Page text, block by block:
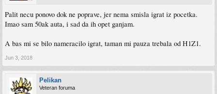
Palit necu ponovo dok ne poprave, jer nema smisla igrat iz pocetka.
Imao sam 50ak auta, i sad da ih opet ganjam.
A bas mi se bilo nameracilo igrat, taman mi pauza trebala od H1Z1.
Jun 3, 2018
Pelikan
Veteran foruma